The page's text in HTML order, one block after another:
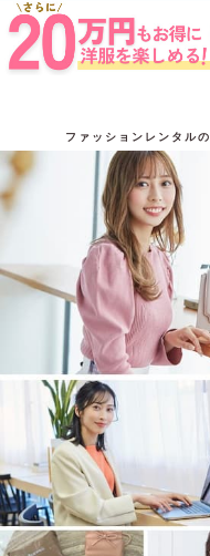
ファッションレンタルの